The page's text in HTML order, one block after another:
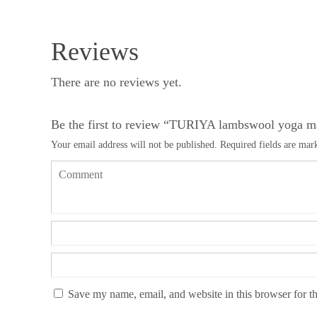
Reviews
There are no reviews yet.
Be the first to review “TURIYA lambswool yoga
Your email address will not be published. Required fields are
Save my name, email, and website in this browser for